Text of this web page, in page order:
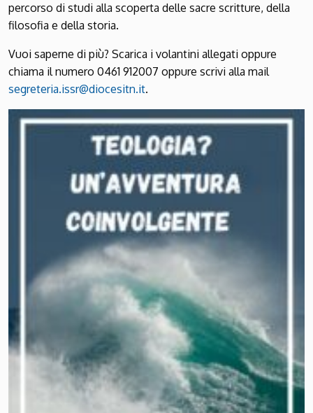
percorso di studi alla scoperta delle sacre scritture, della
filosofia e della storia.
Vuoi saperne di più? Scarica i volantini allegati oppure
chiama il numero 0461 912007 oppure scrivi alla mail
segreteria.issr@diocesitn.it.